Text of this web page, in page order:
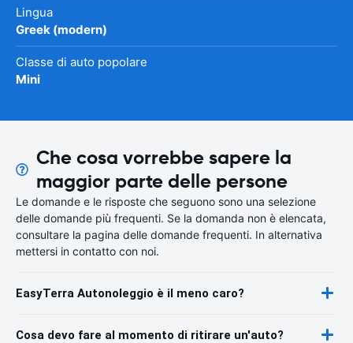
Lingua
Greek (modern)
Classe di auto popolare
Mini
Che cosa vorrebbe sapere la
maggior parte delle persone
Le domande e le risposte che seguono sono una selezione
delle domande più frequenti. Se la domanda non è elencata,
consultare la pagina delle domande frequenti. In alternativa
mettersi in contatto con noi.
EasyTerra Autonoleggio è il meno caro?
Cosa devo fare al momento di ritirare un'auto?